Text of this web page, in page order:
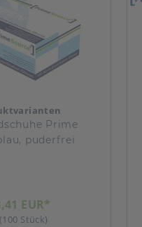
Prime
puderfrei
EUR*
Stück)